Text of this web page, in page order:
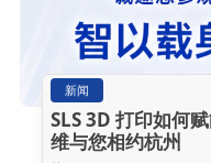
Precimid1190的表面
下实用优势： √ 光滑
腻，不会磨伤皮肤 √ 方
垢，可反复消毒使用 √
隙，长期使用不易开裂
设计配合柔性材料，贴合人体曲线 内
新闻
SLS 3D 打印如何
维与您相约杭州